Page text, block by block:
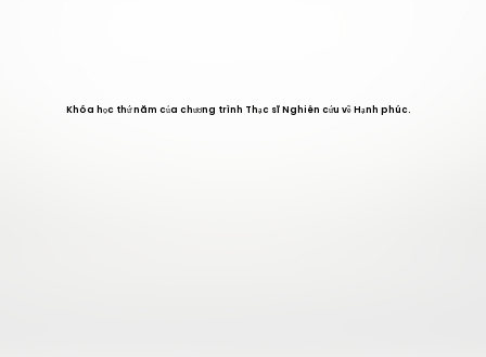
Khóa học thứ năm của chương trình Thạc sĩ Nghiên cứu về Hạnh phúc.